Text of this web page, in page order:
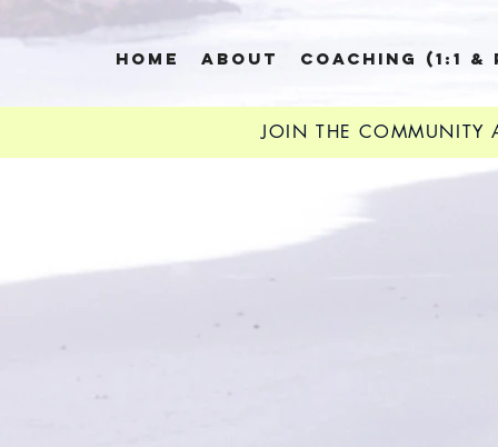
HOME ABOUT COACHING (1:1 &
SIGN UP TO THE
JOIN THE COMMUNITY